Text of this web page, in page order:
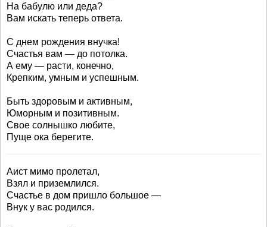
На бабулю или деда?
Вам искать теперь ответа.
С днем рождения внучка!
Счастья вам — до потолка.
А ему — расти, конечно,
Крепким, умным и успешным.
Быть здоровым и активным,
Юморным и позитивным.
Свое солнышко любите,
Пуще ока берегите.
Аист мимо пролетал,
Взял и приземлился.
Счастье в дом пришло большое —
Внук у вас родился.